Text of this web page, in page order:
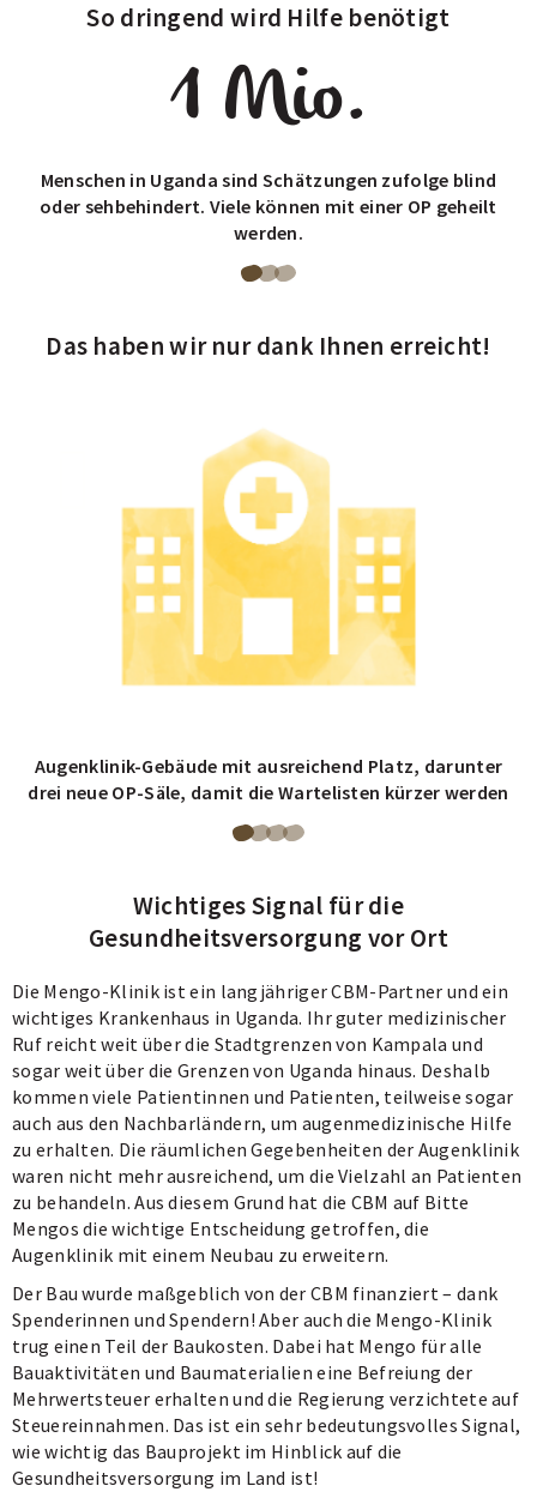
So dringend wird Hilfe benötigt
1 Mio.
Menschen in Uganda sind Schätzungen zufolge blind
oder sehbehindert. Viele können mit einer OP geheilt
werden.
Blättere
Seite
von
3
des
Carousels.
Blättere
Seite
von
3
des
Carousels.
Blättere
Seite
3
des
Carousels.
Das haben wir nur dank Ihnen erreicht!
Augenklinik-Gebäude mit ausreichend Platz, darunter
drei neue OP-Säle, damit die Wartelisten kürzer werden
Blättere
Seite
1
von
4
des
Carousels.
Blättere
Seite
2
von
4
des
Carousels.
Blättere
Seite
3
von
4
des
Carousels.
Blättere
Seite
4
von
4
des
Carousels.
Wichtiges Signal für die
Gesundheitsversorgung vor Ort
Die Mengo-Klinik ist ein langjähriger CBM-Partner und ein
wichtiges Krankenhaus in Uganda. Ihr guter medizinischer
Ruf reicht weit über die Stadtgrenzen von Kampala und
sogar weit über die Grenzen von Uganda hinaus. Deshalb
kommen viele Patientinnen und Patienten, teilweise sogar
auch aus den Nachbarländern, um augenmedizinische Hilfe
zu erhalten. Die räumlichen Gegebenheiten der Augenklinik
waren nicht mehr ausreichend, um die Vielzahl an Patienten
zu behandeln. Aus diesem Grund hat die CBM auf Bitte
Mengos die wichtige Entscheidung getroffen, die
Augenklinik mit einem Neubau zu erweitern.
Der Bau wurde maßgeblich von der CBM finanziert – dank
Spenderinnen und Spendern! Aber auch die Mengo-Klinik
trug einen Teil der Baukosten. Dabei hat Mengo für alle
Bauaktivitäten und Baumaterialien eine Befreiung der
Mehrwertsteuer erhalten und die Regierung verzichtete auf
Steuereinnahmen. Das ist ein sehr bedeutungsvolles Signal,
wie wichtig das Bauprojekt im Hinblick auf die
Gesundheitsversorgung im Land ist!